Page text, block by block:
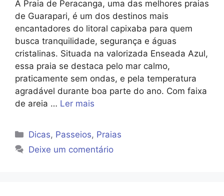
A Praia de Peracanga, uma das melhores praias
de Guarapari, é um dos destinos mais
encantadores do litoral capixaba para quem
busca tranquilidade, segurança e águas
cristalinas. Situada na valorizada Enseada Azul,
essa praia se destaca pelo mar calmo,
praticamente sem ondas, e pela temperatura
agradável durante boa parte do ano. Com faixa
de areia … Ler mais
Categorias
Dicas, Passeios, Praias
Deixe um comentário